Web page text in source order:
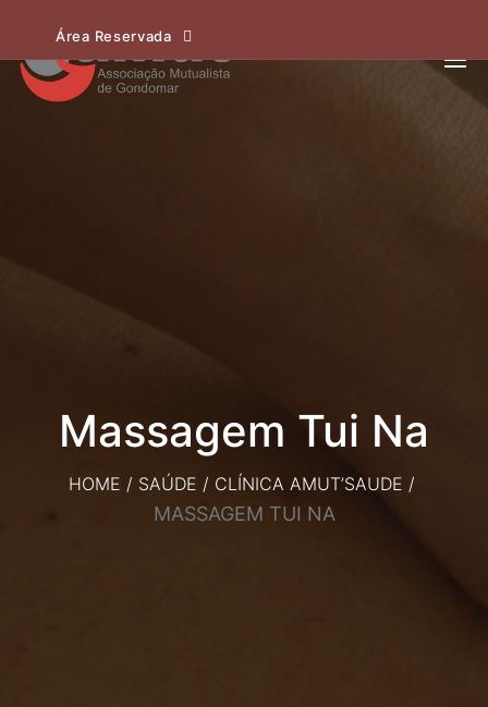
Área Reservada
Massagem Tui Na
HOME / SAÚDE / CLÍNICA AMUT’SAUDE /
MASSAGEM TUI NA